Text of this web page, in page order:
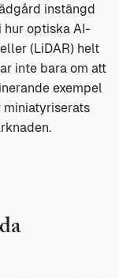
instängd
hur optiska AI-
(LiDAR) helt
inte bara om att
exempel